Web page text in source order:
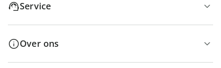
Service
Over ons